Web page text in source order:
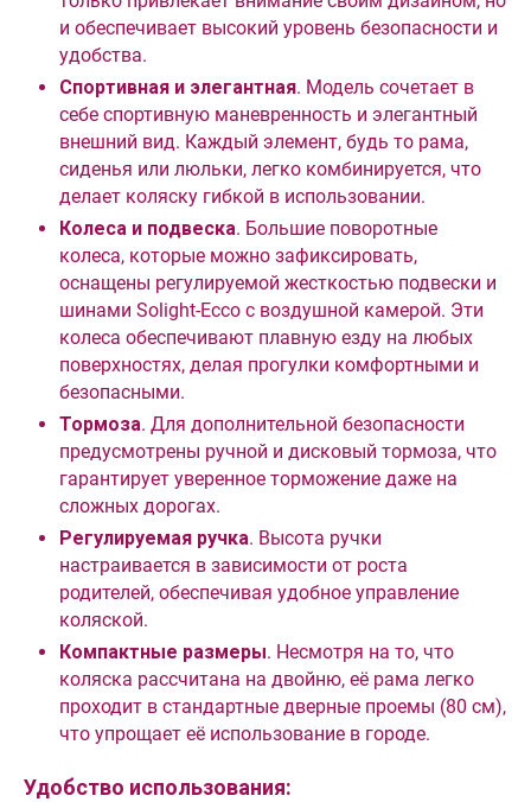
и обеспечивает высокий уровень безопасности и
удобства.
Спортивная и элегантная. Модель сочетает в
себе спортивную маневренность и элегантный
внешний вид. Каждый элемент, будь то рама,
сиденья или люльки, легко комбинируется, что
делает коляску гибкой в использовании.
Колеса и подвеска. Большие поворотные
колеса, которые можно зафиксировать,
оснащены регулируемой жесткостью подвески и
шинами Solight-Ecco с воздушной камерой. Эти
колеса обеспечивают плавную езду на любых
поверхностях, делая прогулки комфортными и
безопасными.
Тормоза. Для дополнительной безопасности
предусмотрены ручной и дисковый тормоза, что
гарантирует уверенное торможение даже на
сложных дорогах.
Регулируемая ручка. Высота ручки
настраивается в зависимости от роста
родителей, обеспечивая удобное управление
коляской.
Компактные размеры. Несмотря на то, что
коляска рассчитана на двойню, её рама легко
проходит в стандартные дверные проемы (80 см),
что упрощает её использование в городе.
Удобство использования: